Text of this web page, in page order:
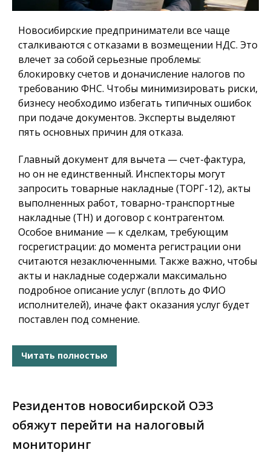
Новосибирские предприниматели все чаще
сталкиваются с отказами в возмещении НДС. Это
влечет за собой серьезные проблемы:
блокировку счетов и доначисление налогов по
требованию ФНС. Чтобы минимизировать риски,
бизнесу необходимо избегать типичных ошибок
при подаче документов. Эксперты выделяют
пять основных причин для отказа.
Главный документ для вычета — счет-фактура,
но он не единственный. Инспекторы могут
запросить товарные накладные (ТОРГ-12), акты
выполненных работ, товарно-транспортные
накладные (ТН) и договор с контрагентом.
Особое внимание — к сделкам, требующим
госрегистрации: до момента регистрации они
считаются незаключенными. Также важно, чтобы
акты и накладные содержали максимально
подробное описание услуг (вплоть до ФИО
исполнителей), иначе факт оказания услуг будет
поставлен под сомнение.
Читать полностью
Резидентов новосибирской ОЭЗ
обяжут перейти на налоговый
мониторинг